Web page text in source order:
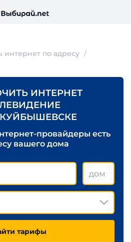
интернет по адресу
ИНТЕРНЕТ
провайдеры есть
вашего дома
тарифы